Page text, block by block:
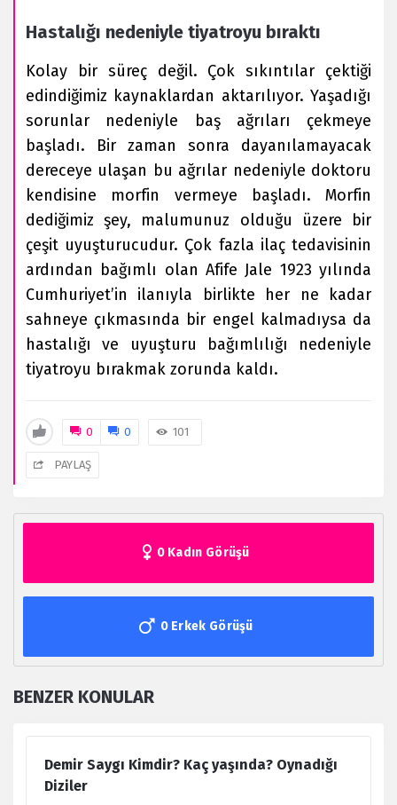
Hastalığı nedeniyle tiyatroyu bıraktı
Kolay bir süreç değil. Çok sıkıntılar çektiği
edindiğimiz kaynaklardan aktarılıyor. Yaşadığı
sorunlar nedeniyle baş ağrıları çekmeye
başladı. Bir zaman sonra dayanılamayacak
dereceye ulaşan bu ağrılar nedeniyle doktoru
kendisine morfin vermeye başladı. Morfin
dediğimiz şey, malumunuz olduğu üzere bir
çeşit uyuşturucudur. Çok fazla ilaç tedavisinin
ardından bağımlı olan Afife Jale 1923 yılında
Cumhuriyet’in ilanıyla birlikte her ne kadar
sahneye çıkmasında bir engel kalmadıysa da
hastalığı ve uyuşturu bağımlılığı nedeniyle
tiyatroyu bırakmak zorunda kaldı.
0 0 101
PAYLAŞ
0 Kadın Görüşü
0 Erkek Görüşü
BENZER KONULAR
Demir Saygı Kimdir? Kaç yaşında? Oynadığı
Diziler